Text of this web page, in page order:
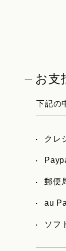
お支
下記の
クレ
郵便
au
ソフ